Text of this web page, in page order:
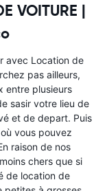
VOITURE |
avec Location de
pas ailleurs,
entre plusieurs
sasir votre lieu de
et de depart. Puis
vous pouvez
raison de nos
chers que si
de location de